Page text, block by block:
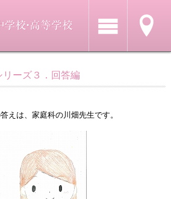
ーズ３．回答編
えは、家庭科の川畑先生です。